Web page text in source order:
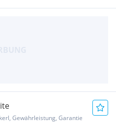
Gewährleistung, Garantie